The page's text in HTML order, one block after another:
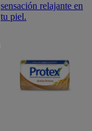
sensación relajante en
tu piel.